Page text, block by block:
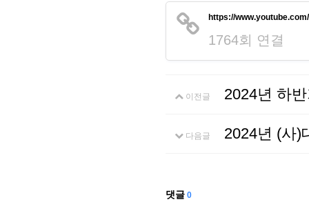
https://
1764회 연결
이전글 2024년 하
다음글 2024년 (사)
댓글 0